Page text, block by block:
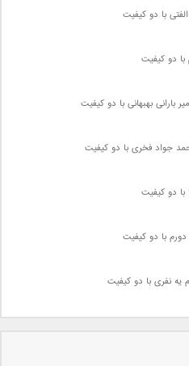
با دو کیفیت
با دو کیفیت
بارانی بهبهانی با دو کیفیت
جواد فخری با دو کیفیت
با دو کیفیت
با دو کیفیت
یه نفری با دو کیفیت